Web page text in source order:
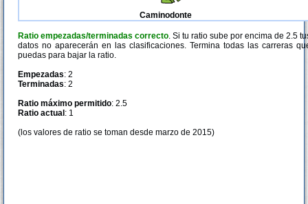
Caminodonte
Ratio empezadas/terminadas correcto. Si tu ratio sube por encima de 2.5
datos no aparecerán en las clasificaciones. Termina todas las carreras
puedas para bajar la ratio.
Empezadas: 2
Terminadas: 2
Ratio máximo permitido: 2.5
Ratio actual : 1
(los valores de ratio se toman desde marzo de 2015)